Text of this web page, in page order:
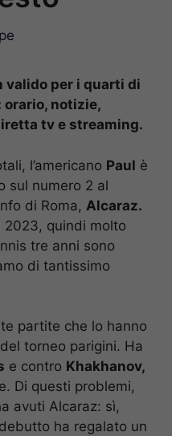
valido per i quarti di
orario, notizie,
tv e streaming.
l’americano Paul è
sul numero 2 al
di Roma, Alcaraz.
2023, quindi molto
tre anni sono
di tantissimo
partite che lo hanno
torneo parigini. Ha
e contro Khakhanov,
Di questi problemi,
avuti Alcaraz: sì,
ha regalato un